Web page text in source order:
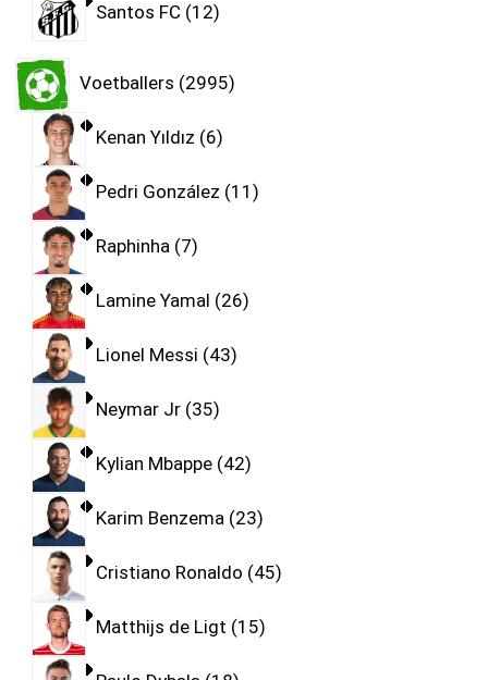
Santos FC 12
Voetballers 2995
Kenan Yıldız 6
Pedri González 11
Raphinha 7
Lamine Yamal 26
Lionel Messi 43
Neymar Jr 35
Kylian Mbappe 42
Karim Benzema 23
Cristiano Ronaldo 45
Matthijs de Ligt 15